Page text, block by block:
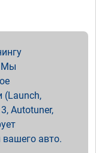
Мы
(Launch,
Autotuner,
вашего авто.